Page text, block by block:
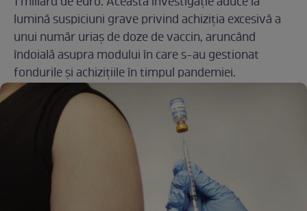
lumină suspiciuni grave privind achiziția excesivă a
unui număr uriaș de doze de vaccin, aruncând
îndoială asupra modului în care s-au gestionat
fondurile și achizițiile în timpul pandemiei.